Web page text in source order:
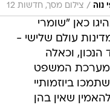
נוה / צילום מסך, חדשות 12
כאן "שומרי
עולם שלישי -
וכאלה
מערכת המשפט
ביוזמותיי
שאין בהן